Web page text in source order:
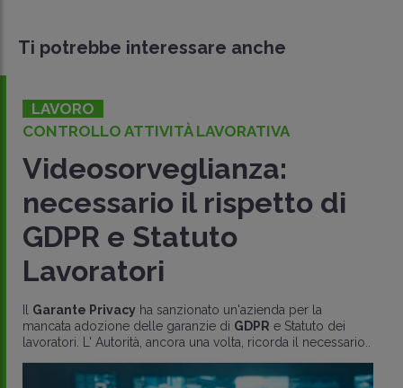
Ti potrebbe interessare anche
LAVORO
CONTROLLO ATTIVITÀ LAVORATIVA
Videosorveglianza:
necessario il rispetto di
GDPR e Statuto
Lavoratori
Garante Privacy ha sanzionato un'azienda per la
mancata adozione delle garanzie di GDPR e Statuto dei
lavoratori. L' Autorità, ancora una volta, ricorda il necessario..